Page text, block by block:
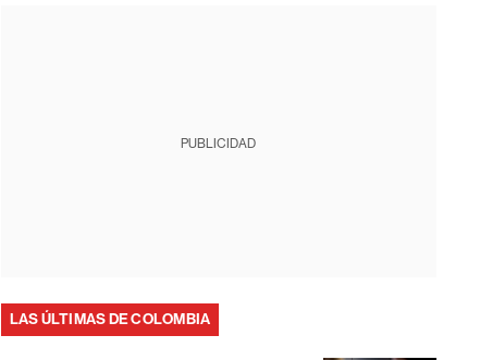
PUBLICIDAD
LAS ÚLTIMAS DE COLOMBIA